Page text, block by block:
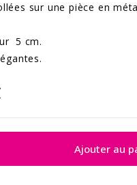
sur une pièce en
5 cm.
Ajouter au